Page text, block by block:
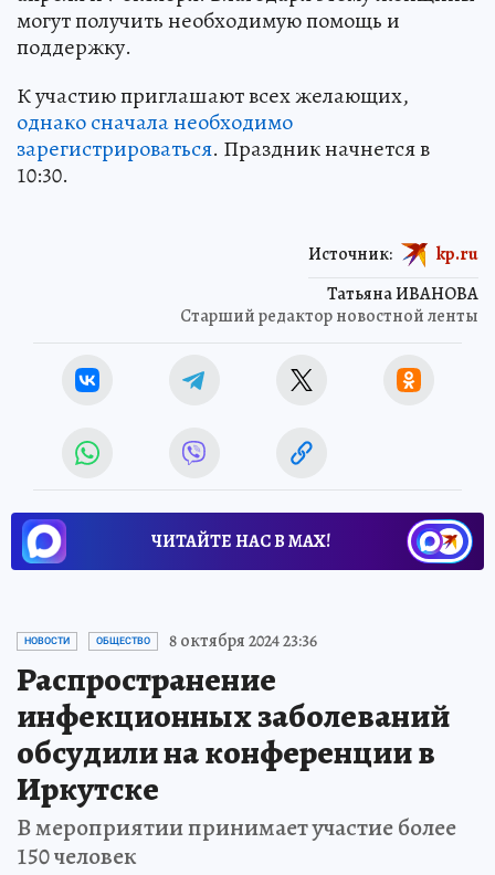
могут получить необходимую помощь и
поддержку.
К участию приглашают всех желающих,
однако сначала необходимо
зарегистрироваться. Праздник начнется в
10:30.
Татьяна ИВАНОВА
Старший редактор новостной ленты
Источник: kp.ru
ЧИТАЙТЕ НАС В МАХ!
НОВОСТИ ОБЩЕСТВО 8 октября 2024 23:36
Распространение
инфекционных заболеваний
обсудили на конференции в
Иркутске
В мероприятии принимает участие более
150 человек